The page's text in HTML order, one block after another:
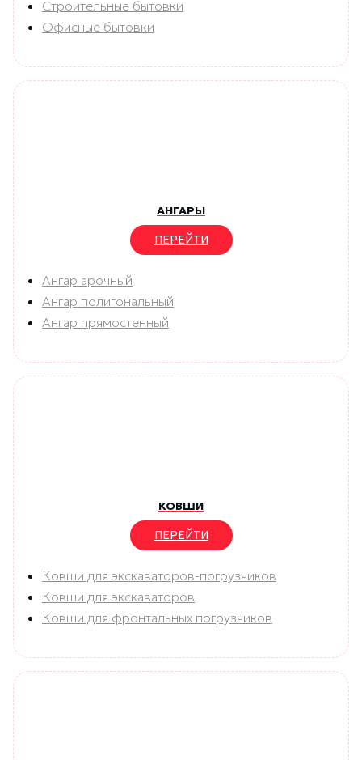
Строительные бытовки
Офисные бытовки
АНГАРЫ
ПЕРЕЙТИ
Ангар арочный
Ангар полигональный
Ангар прямостенный
КОВШИ
ПЕРЕЙТИ
Ковши для экскаваторов-погрузчиков
Ковши для экскаваторов
Ковши для фронтальных погрузчиков